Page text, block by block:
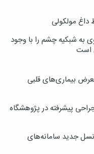
داغ مولکولی
به شبکیه چشم را با وجود
است
بیماری‌های قلبی
پیشرفته در پژوهشگاه
نسل جدید سامانه‌های